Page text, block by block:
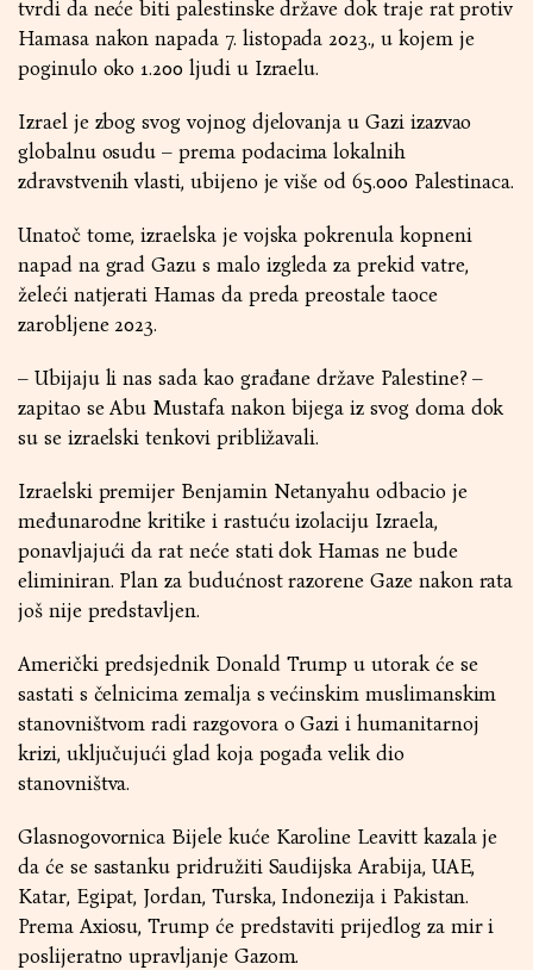
tvrdi da neće biti palestinske države dok traje rat protiv
Hamasa nakon napada 7. listopada 2023., u kojem je
poginulo oko 1.200 ljudi u Izraelu.
Izrael je zbog svog vojnog djelovanja u Gazi izazvao
globalnu osudu – prema podacima lokalnih
zdravstvenih vlasti, ubijeno je više od 65.000 Palestinaca.
Unatoč tome, izraelska je vojska pokrenula kopneni
napad na grad Gazu s malo izgleda za prekid vatre,
želeći natjerati Hamas da preda preostale taoce
zarobljene 2023.
– Ubijaju li nas sada kao građane države Palestine? –
zapitao se Abu Mustafa nakon bijega iz svog doma dok
su se izraelski tenkovi približavali.
Izraelski premijer Benjamin Netanyahu odbacio je
međunarodne kritike i rastuću izolaciju Izraela,
ponavljajući da rat neće stati dok Hamas ne bude
eliminiran. Plan za budućnost razorene Gaze nakon rata
još nije predstavljen.
Američki predsjednik Donald Trump u utorak će se
sastati s čelnicima zemalja s većinskim muslimanskim
stanovništvom radi razgovora o Gazi i humanitarnoj
krizi, uključujući glad koja pogađa velik dio
stanovništva.
Glasnogovornica Bijele kuće Karoline Leavitt kazala je
da će se sastanku pridružiti Saudijska Arabija, UAE,
Katar, Egipat, Jordan, Turska, Indonezija i Pakistan.
Prema Axiosu, Trump će predstaviti prijedlog za mir i
poslijeratno upravljanje Gazom.